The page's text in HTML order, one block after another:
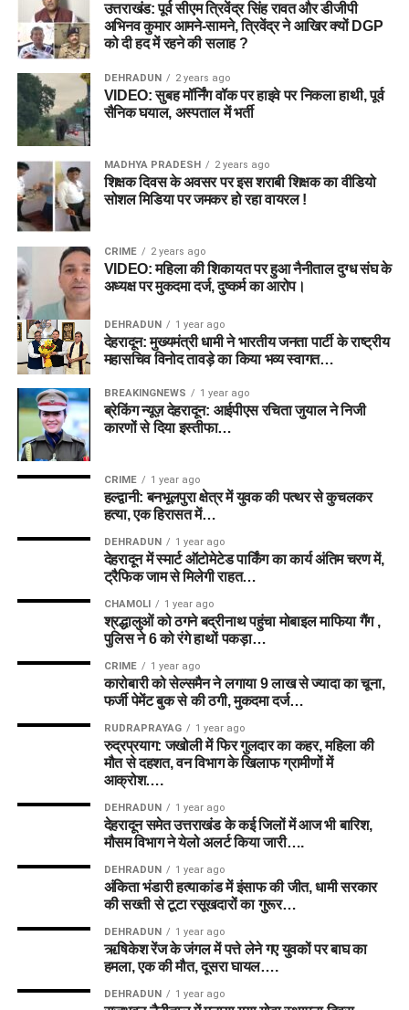
उत्तराखंड: पूर्व सीएम त्रिवेंद्र सिंह रावत और डीजीपी
अभिनव कुमार आमने-सामने, त्रिवेंद्र ने आखिर क्यों DGP
को दी हद में रहने की सलाह ?
DEHRADUN 2 years ago
VIDEO: सुबह मॉर्निंग वॉक पर हाइवे पर निकला हाथी, पूर्व
सैनिक घयाल, अस्पताल में भर्ती
MADHYA PRADESH 2 years ago
शिक्षक दिवस के अवसर पर इस शराबी शिक्षक का वीडियो
सोशल मिडिया पर जमकर हो रहा वायरल !
CRIME 2 years ago
VIDEO: महिला की शिकायत पर हुआ नैनीताल दुग्ध संघ के
अध्यक्ष पर मुकदमा दर्ज, दुष्कर्म का आरोप।
DEHRADUN 1 year ago
देहरादून: मुख्यमंत्री धामी ने भारतीय जनता पार्टी के राष्ट्रीय
महासचिव विनोद तावड़े का किया भव्य स्वागत…
BREAKINGNEWS 1 year ago
ब्रेकिंग न्यूज़ देहरादून: आईपीएस रचिता जुयाल ने निजी
कारणों से दिया इस्तीफा…
CRIME 1 year ago
हल्द्वानी: बनभूलपुरा क्षेत्र में युवक की पत्थर से कुचलकर
हत्या, एक हिरासत में…
DEHRADUN 1 year ago
देहरादून में स्मार्ट ऑटोमेटेड पार्किंग का कार्य अंतिम चरण में,
ट्रैफिक जाम से मिलेगी राहत…
CHAMOLI 1 year ago
श्रद्धालुओं को ठगने बद्रीनाथ पहुंचा मोबाइल माफिया गैंग ,
पुलिस ने 6 को रंगे हाथों पकड़ा…
CRIME 1 year ago
कारोबारी को सेल्समैन ने लगाया 9 लाख से ज्यादा का चूना,
फर्जी पेमेंट बुक से की ठगी, मुकदमा दर्ज…
RUDRAPRAYAG 1 year ago
रुद्रप्रयाग: जखोली में फिर गुलदार का कहर, महिला की
मौत से दहशत, वन विभाग के खिलाफ ग्रामीणों में
आक्रोश….
DEHRADUN 1 year ago
देहरादून समेत उत्तराखंड के कई जिलों में आज भी बारिश,
मौसम विभाग ने येलो अलर्ट किया जारी….
DEHRADUN 1 year ago
अंकिता भंडारी हत्याकांड में इंसाफ की जीत, धामी सरकार
की सख्ती से टूटा रसूखदारों का गुरूर…
DEHRADUN 1 year ago
ऋषिकेश रेंज के जंगल में पत्ते लेने गए युवकों पर बाघ का
हमला, एक की मौत, दूसरा घायल….
DEHRADUN 1 year ago